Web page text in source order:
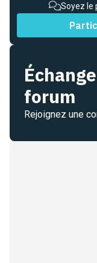
Soyez le
forum
Rejoignez une